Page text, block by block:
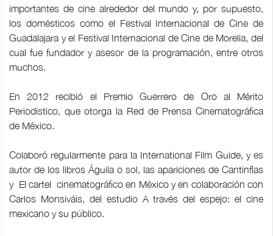
importantes de cine alrededor del mundo y, por supuesto,
los domésticos como el Festival Internacional de Cine de
Guadalajara y el Festival Internacional de Cine de Morelia, del
cual fue fundador y asesor de la programación, entre otros
muchos.
En 2012 recibió el Premio Guerrero de Oro al Mérito
Periodístico, que otorga la Red de Prensa Cinematográfica
de México.
Colaboró regularmente para la International Film Guide, y es
autor de los libros Águila o sol, las apariciones de Cantinflas
y El cartel cinematográfico en México y en colaboración con
Carlos Monsiváis, del estudio A través del espejo: el cine
mexicano y su público.